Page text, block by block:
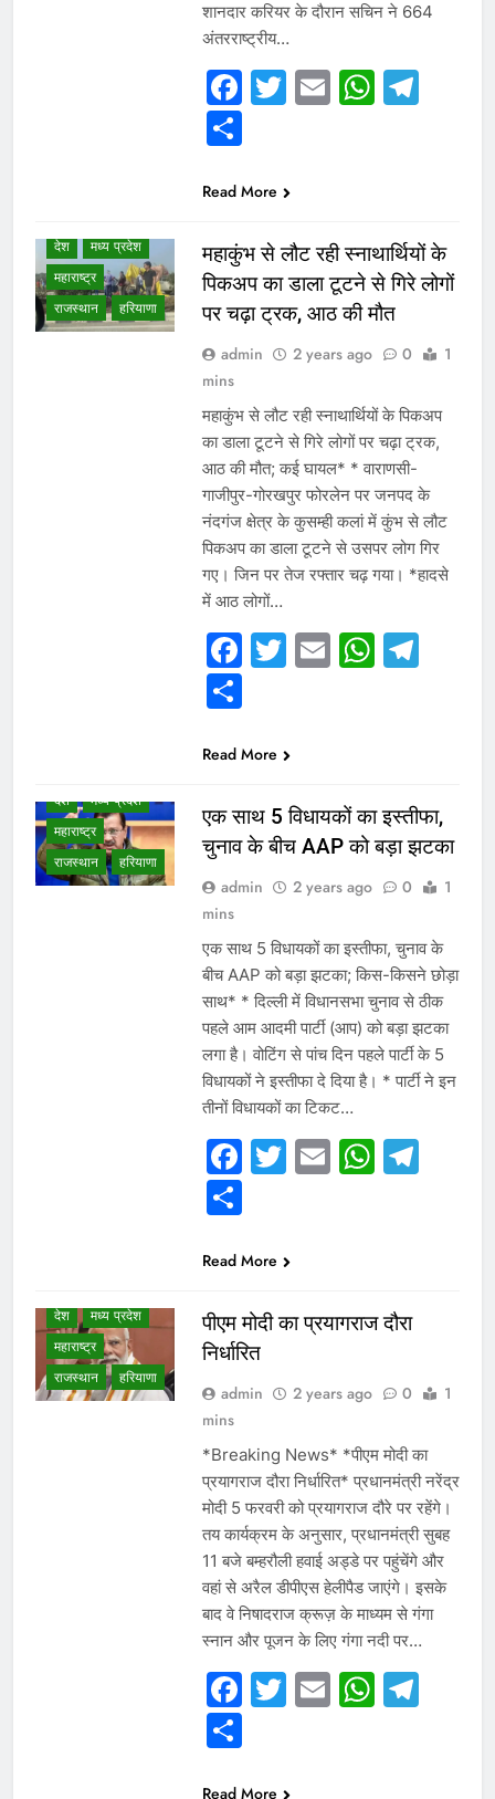
शानदार करियर के दौरान सचिन ने 664
अंतरराष्ट्रीय…
Facebook
Twitter
Email
Share
Read More
देश
मध्य प्रदेश
महाराष्ट्र
राजस्थान
हरियाणा
महाकुंभ से लौट रही स्नाथार्थियों के
पिकअप का डाला टूटने से गिरे लोगों
पर चढ़ा ट्रक, आठ की मौत
admin 2 years ago 0
1
mins
महाकुंभ से लौट रही स्नाथार्थियों के पिकअप
का डाला टूटने से गिरे लोगों पर चढ़ा ट्रक,
आठ की मौत; कई घायल* * वाराणसी-
गाजीपुर-गोरखपुर फोरलेन पर जनपद के
नंदगंज क्षेत्र के कुसम्ही कलां में कुंभ से लौट
पिकअप का डाला टूटने से उसपर लोग गिर
गए। जिन पर तेज रफ्तार चढ़ गया। *हादसे
में आठ लोगों…
Facebook
Twitter
Email
Share
Read More
देश
मध्य प्रदेश
महाराष्ट्र
राजस्थान
हरियाणा
एक साथ 5 विधायकों का इस्तीफा,
चुनाव के बीच AAP को बड़ा झटका
admin 2 years ago 0
1
mins
एक साथ 5 विधायकों का इस्तीफा, चुनाव के
बीच AAP को बड़ा झटका; किस-किसने छोड़ा
साथ* * दिल्ली में विधानसभा चुनाव से ठीक
पहले आम आदमी पार्टी (आप) को बड़ा झटका
लगा है। वोटिंग से पांच दिन पहले पार्टी के 5
विधायकों ने इस्तीफा दे दिया है। * पार्टी ने इन
तीनों विधायकों का टिकट…
Facebook
Twitter
Email
Share
Read More
देश
मध्य प्रदेश
महाराष्ट्र
राजस्थान
हरियाणा
पीएम मोदी का प्रयागराज दौरा
निर्धारित
admin 2 years ago 0
1
mins
*Breaking News* *पीएम मोदी का
प्रयागराज दौरा निर्धारित* प्रधानमंत्री नरेंद्र
मोदी 5 फरवरी को प्रयागराज दौरे पर रहेंगे।
तय कार्यक्रम के अनुसार, प्रधानमंत्री सुबह
11 बजे बम्हरौली हवाई अड्डे पर पहुंचेंगे और
वहां से अरैल डीपीएस हेलीपैड जाएंगे। इसके
बाद वे निषादराज क्रूज़ के माध्यम से गंगा
स्नान और पूजन के लिए गंगा नदी पर…
Facebook
Twitter
Email
Share
Read More